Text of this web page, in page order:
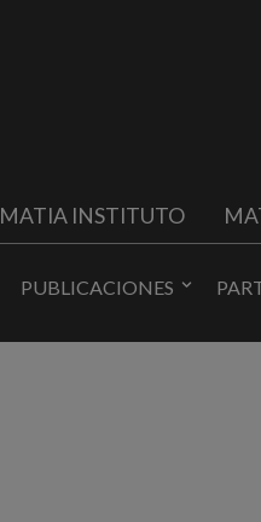
MATIA INSTITUTO
PUBLICACIONES